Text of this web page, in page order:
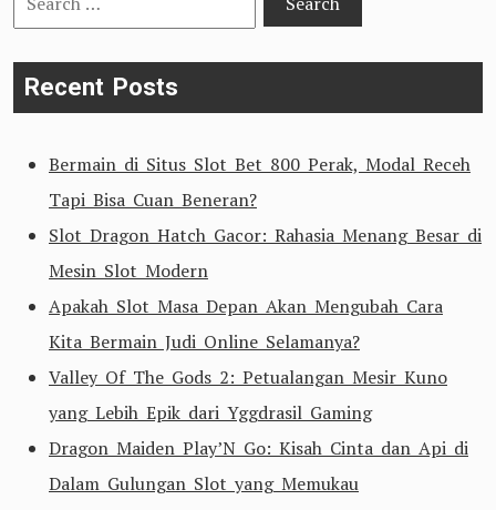
for:
Recent Posts
Bermain di Situs Slot Bet 800 Perak, Modal Receh
Tapi Bisa Cuan Beneran?
Slot Dragon Hatch Gacor: Rahasia Menang Besar di
Mesin Slot Modern
Apakah Slot Masa Depan Akan Mengubah Cara
Kita Bermain Judi Online Selamanya?
Valley Of The Gods 2: Petualangan Mesir Kuno
yang Lebih Epik dari Yggdrasil Gaming
Dragon Maiden Play’N Go: Kisah Cinta dan Api di
Dalam Gulungan Slot yang Memukau